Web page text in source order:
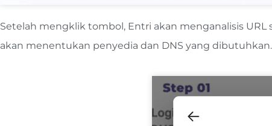
Setelah mengklik tombol, Entri akan menganalisis
akan menentukan penyedia dan DNS yang dibutuhkan.